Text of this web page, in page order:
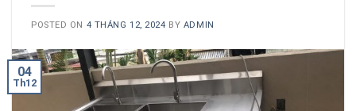
POSTED ON 4 THÁNG 12, 2024 BY ADMIN
04
Th12